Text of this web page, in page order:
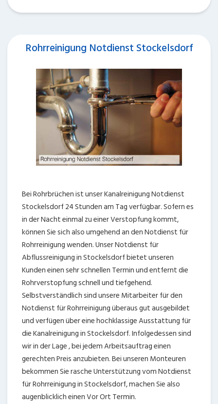
Rohrreinigung Notdienst Stockelsdorf
Bei Rohrbrüchen ist unser Kanalreinigung Notdienst
Stockelsdorf 24 Stunden am Tag verfügbar. Sofern es
in der Nacht einmal zu einer Verstopfung kommt,
können Sie sich also umgehend an den Notdienst für
Rohrreinigung wenden. Unser Notdienst für
Abflussreinigung in Stockelsdorf bietet unseren
Kunden einen sehr schnellen Termin und entfernt die
Rohrverstopfung schnell und tiefgehend.
Selbstverständlich sind unsere Mitarbeiter für den
Notdienst für Rohrreinigung überaus gut ausgebildet
und verfügen über eine hochklassige Ausstattung für
die Kanalreinigung in Stockelsdorf. Infolgedessen sind
wir in der Lage , bei jedem Arbeitsauftrag einen
gerechten Preis anzubieten. Bei unseren Monteuren
bekommen Sie rasche Unterstützung vom Notdienst
für Rohrreinigung in Stockelsdorf, machen Sie also
augenblicklich einen Vor Ort Termin.